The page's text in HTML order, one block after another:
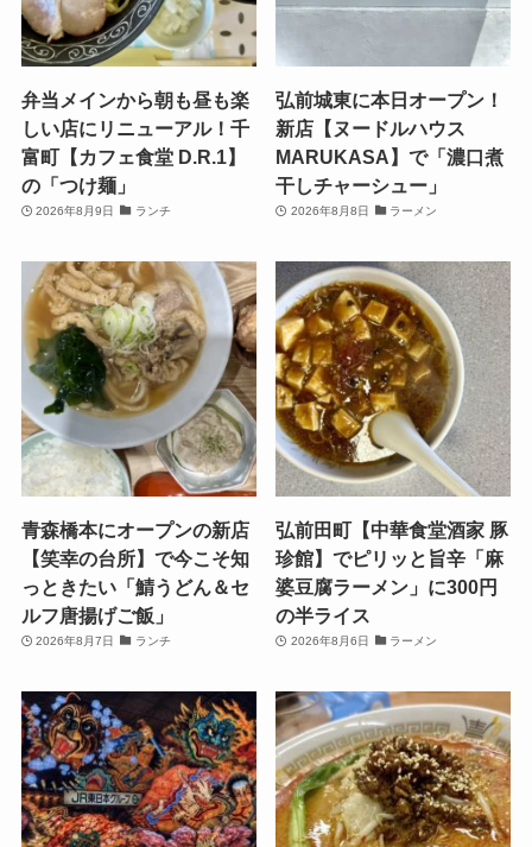
弁当メインから朝も昼も楽
しい店にリニューアル！千
富町【カフェ食堂 D.R.1】
の「つけ麺」
2026年8月9日 ランチ
弘前城東に本日オープン！
新店【ヌードルハウス
MARUKASA】で「濃口煮
干しチャーシュー」
2026年8月8日 ラーメン
青森橋本にオープンの新店
【笑幸の台所】で今こそ知
っときたい「鯖うどん＆セ
ルフ唐揚げご飯」
2026年8月7日 ランチ
弘前田町【中華食堂酒家 豚
珍館】でピリッと旨辛「麻
婆豆腐ラーメン」に300円
の半ライス
2026年8月6日 ラーメン